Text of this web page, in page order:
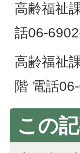
高齢福祉
話06-
高齢福祉
階 電話
この